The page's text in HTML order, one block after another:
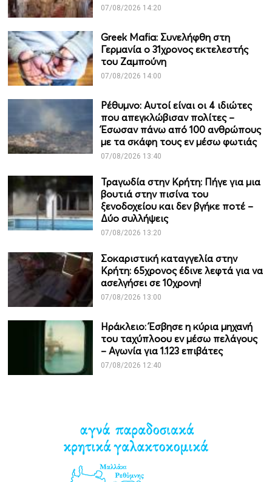
07/08/2026 14:20
Greek Mafia: Συνελήφθη στη
Γερμανία ο 31χρονος εκτελεστής
του Ζαμπούνη
07/08/2026 14:00
Ρέθυμνο: Αυτοί είναι οι 4 ιδιώτες
που απεγκλώβισαν πολίτες –
Έσωσαν πάνω από 100 ανθρώπους
με τα σκάφη τους εν μέσω φωτιάς
07/08/2026 13:40
Τραγωδία στην Κρήτη: Πήγε για μια
βουτιά στην πισίνα του
ξενοδοχείου και δεν βγήκε ποτέ –
Δύο συλλήψεις
07/08/2026 13:20
Σοκαριστική καταγγελία στην
Κρήτη: 65χρονος έδινε λεφτά για να
ασελγήσει σε 10χρονη!
07/08/2026 13:00
Ηράκλειο: Έσβησε η κύρια μηχανή
του ταχύπλοου εν μέσω πελάγους
– Αγωνία για 1.123 επιβάτες
07/08/2026 12:40